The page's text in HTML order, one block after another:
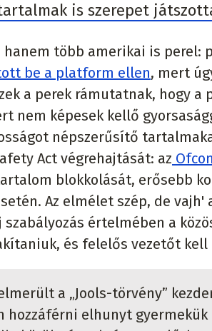
is szerepet
hanem több amerikai is perel:
be a platform ellen, mert
a perek rámutatnak, hogy
nem képesek kellő
népszerűsítő
Act végrehajtását: az
blokkolását, erősebb
Az elmélet szép, de vajh'
szabályozás értelmében a
és felelős vezetőt
a „Jools-törvény”
hozzáférni elhunyt